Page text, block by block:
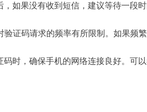
，如果没有收到短信，建议等待一段
验证码请求的频率有所限制。如果频
码时，确保手机的网络连接良好。可